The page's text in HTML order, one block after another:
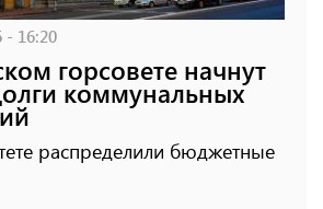
- 16:20
горсовете начнут
коммунальных
распределили бюджетные